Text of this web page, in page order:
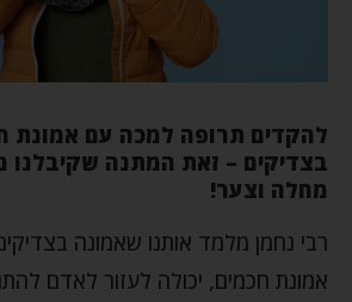
להקדים תרופה למכה עם אמונת
בצדיקים – זאת המתנה שקיבלנו
מחלה וצער!
רבי נחמן מלמד אותנו שאמונה
אמונת חכמים, יכולה לעזור לאדם